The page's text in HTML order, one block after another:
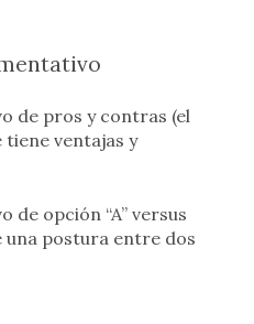
de pros y contras (el
tiene ventajas y
de opción “A” versus
una postura entre dos